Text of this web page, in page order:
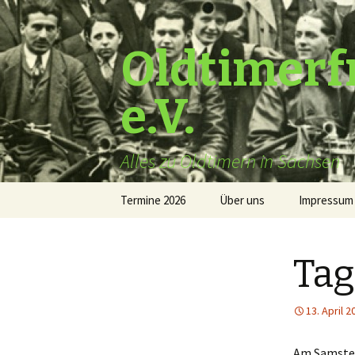
e.V.
Alles zu Oldtimern in Sachsen
Termine 2026 Über uns Impressum
13. April